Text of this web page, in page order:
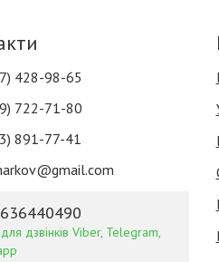
428-98-65
722-71-80
891-77-41
для дзвінків Viber, Telegram,